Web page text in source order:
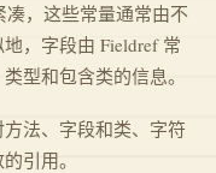
凑，这些常量通常由不
，字段由 Fieldref 常
型和包含类的信息。
法、字段和类、字符
引用。